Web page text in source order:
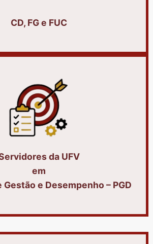
CD, FG e FUC
da UFV
em
Gestão e Desempenho – PGD